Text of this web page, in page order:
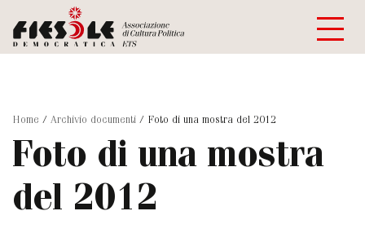
Home / Archivio documenti / Foto di una mostra del 2012
Foto di una mostra
del 2012